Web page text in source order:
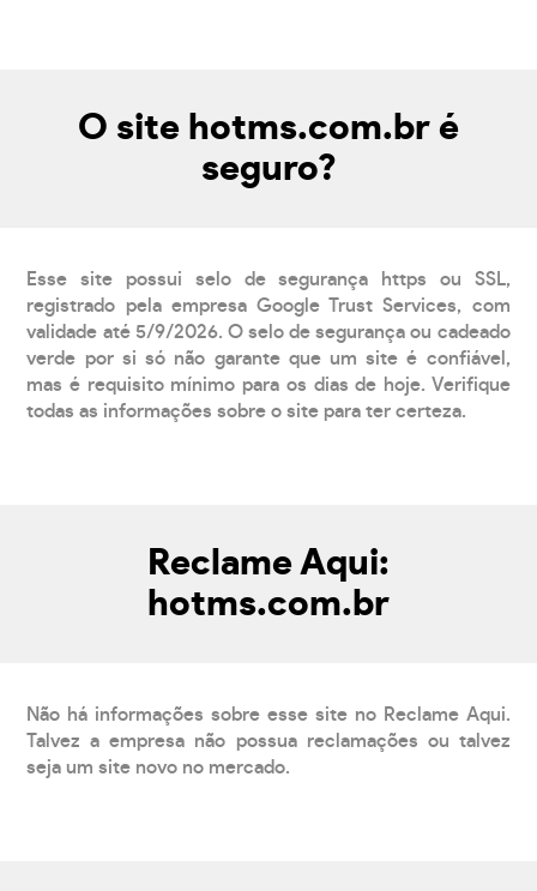
O site hotms.com.br é
seguro?
Esse site possui selo de segurança https ou SSL,
registrado pela empresa Google Trust Services, com
validade até 5/9/2026. O selo de segurança ou cadeado
verde por si só não garante que um site é confiável,
mas é requisito mínimo para os dias de hoje. Verifique
todas as informações sobre o site para ter certeza.
Reclame Aqui:
hotms.com.br
Não há informações sobre esse site no Reclame Aqui.
Talvez a empresa não possua reclamações ou talvez
seja um site novo no mercado.